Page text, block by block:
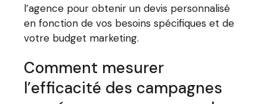
l’agence pour obtenir un devis personnalisé
en fonction de vos besoins spécifiques et de
votre budget marketing.
Comment mesurer
l’efficacité des campagnes